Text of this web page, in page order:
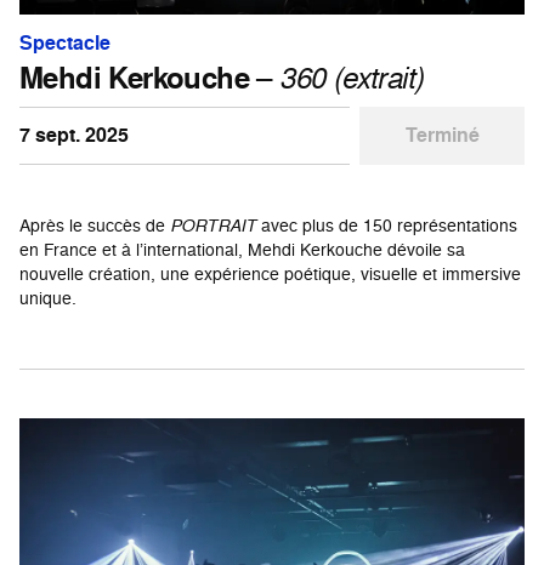
Spectacle
Mehdi Kerkouche–360 (extrait)
7 sept. 2025 Terminé
Après le succès de PORTRAITavec plus de 150 représentations
en France et à l’international, Mehdi Kerkouche dévoile sa
nouvelle création, une expérience poétique, visuelle et immersive
unique.